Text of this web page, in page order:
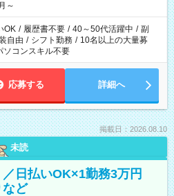
～
OK / 履歴書不要 / 40～50代活躍中 / 副
自由 / シフト勤務 / 10名以上の大量募
ソコンスキル不要
応募する 詳細へ
掲載日：2026.08.10
未読
日払いOK×1勤務3万円
など